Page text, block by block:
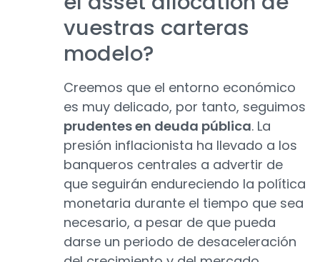
vuestras carteras
modelo?
Creemos que el entorno económico
es muy delicado, por tanto, seguimos
prudentes en deuda pública. La
presión inflacionista ha llevado a los
banqueros centrales a advertir de
que seguirán endureciendo la política
monetaria durante el tiempo que sea
necesario, a pesar de que pueda
darse un periodo de desaceleración